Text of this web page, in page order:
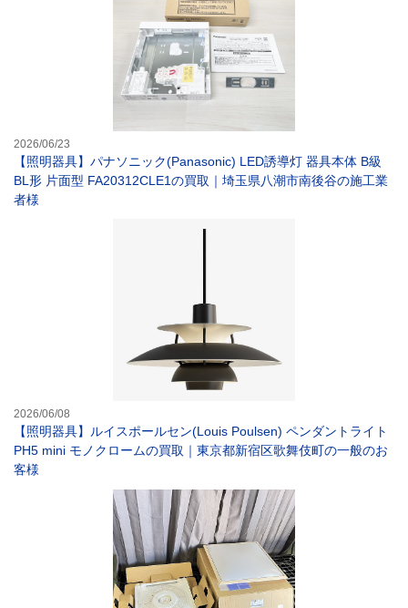
2026/06/23
【照明器具】パナソニック(Panasonic) LED誘導灯 器具本体 B級
BL形 片面型 FA20312CLE1の買取｜埼玉県八潮市南後谷の施工業
者様
2026/06/08
【照明器具】ルイスポールセン(Louis Poulsen) ペンダントライト
PH5 mini モノクロームの買取｜東京都新宿区歌舞伎町の一般のお
客様